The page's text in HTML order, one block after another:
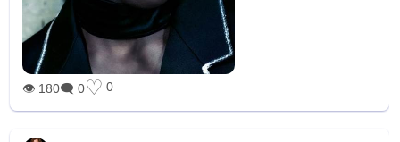
👁 180🗨 0♡ 0